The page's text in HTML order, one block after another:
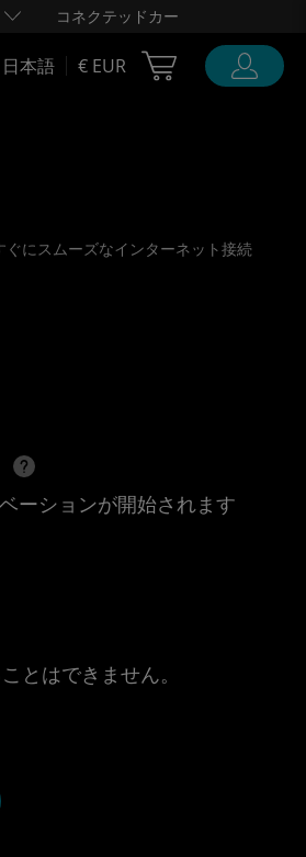
コネクテッドカー
日本語 € EUR Cart Ubigi
にスムーズなインターネット接続
ーションが開始されます
とはできません。